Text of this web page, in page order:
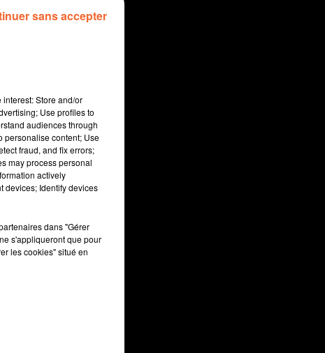
sec
Store and/or
Use profiles to
audiences through
personalise content; Use
fraud, and fix errors;
may process personal
actively
devices; Identify devices
dans "Gérer
s'appliqueront que pour
les cookies" situé en
sans accepter